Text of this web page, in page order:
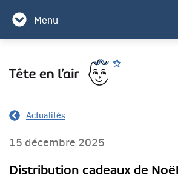
contenu
Menu
Contact
Actualités
15 décembre 2025
Distribution cadeaux de